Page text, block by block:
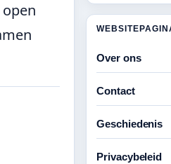
Over ons
Contact
Geschiedenis
Privacybeleid